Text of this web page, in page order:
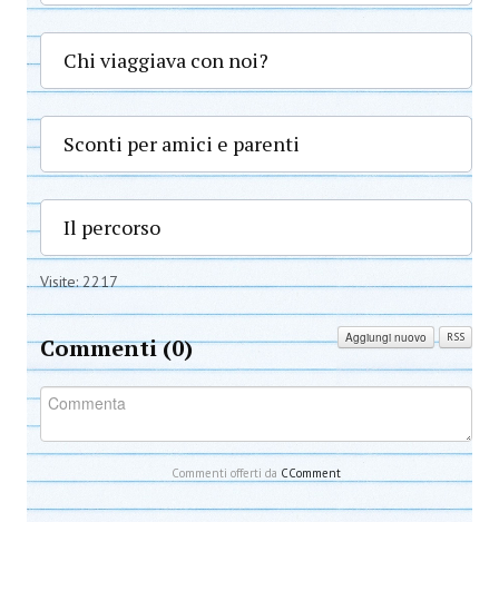
Chi viaggiava con noi?
Sconti per amici e parenti
Il percorso
Visite: 2217
Commenti (0) Aggiungi nuovo RSS
Commenti offerti da CComment